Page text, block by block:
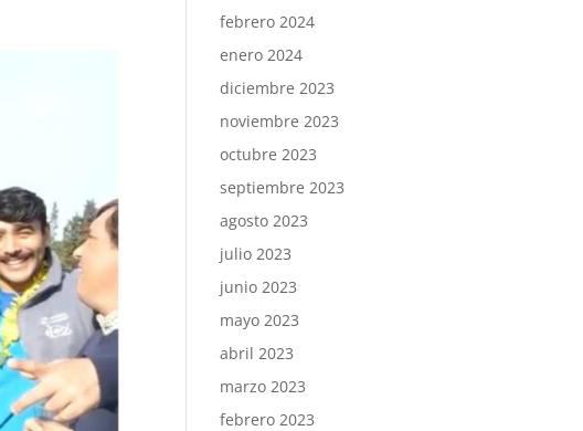
febrero 2024
enero 2024
diciembre 2023
noviembre 2023
octubre 2023
septiembre 2023
agosto 2023
julio 2023
junio 2023
mayo 2023
abril 2023
marzo 2023
febrero 2023